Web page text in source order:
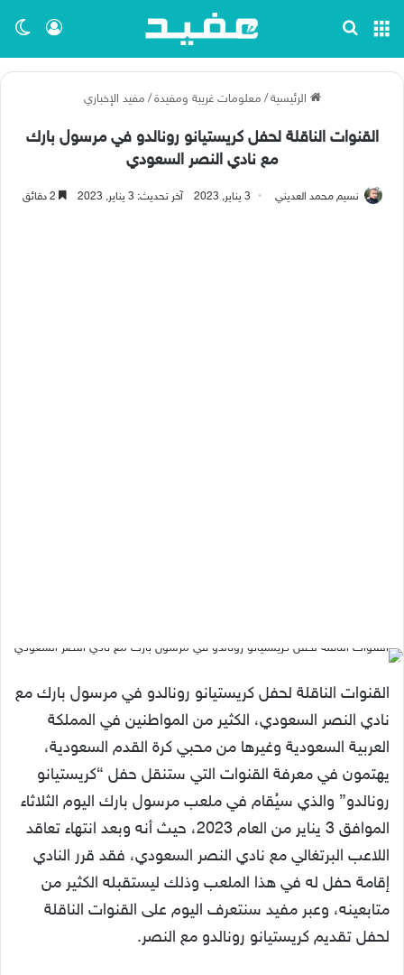
تسجيل القائمة
الرئيسية / معلومات غريبة ومفيدة / مفيد الإخباري
القنوات الناقلة لحفل كريستيانو رونالدو في مرسول بارك
مع نادي النصر السعودي
نسيم محمد العديني 3 يناير, 2023 آخر تحديث: 3 يناير, 2023
القنوات الناقلة لحفل كريستيانو رونالدو في مرسول بارك مع
نادي النصر السعودي، الكثير من المواطنين في المملكة
العربية السعودية وغيرها من محبي كرة القدم السعودية،
يهتمون في معرفة القنوات التي ستنقل حفل “كريستيانو
رونالدو” والذي سيُقام في ملعب مرسول بارك اليوم الثلاثاء
الموافق 3 يناير من العام 2023، حيث أنه وبعد انتهاء تعاقد
اللاعب البرتغالي مع نادي النصر السعودي، فقد قرر النادي
إقامة حفل له في هذا الملعب وذلك ليستقبله الكثير من
متابعينه، وعبر مفيد سنتعرف اليوم على القنوات الناقلة
لحفل تقديم كريستيانو رونالدو مع النصر.